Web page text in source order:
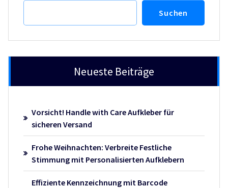
Suchen
Neueste Beiträge
Vorsicht! Handle with Care Aufkleber für
sicheren Versand
Frohe Weihnachten: Verbreite Festliche
Stimmung mit Personalisierten Aufklebern
Effiziente Kennzeichnung mit Barcode